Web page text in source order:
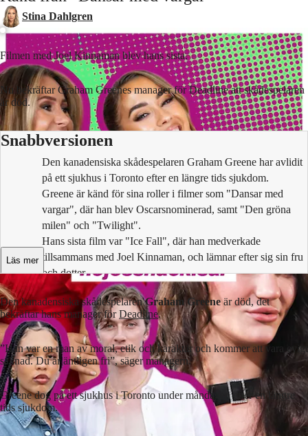
Stina Dahlgren
Filmen med Joel Kinnaman blev hans sista.
Nu bekräftar Graham Greenes manager för Deadline att skådespelaren
är död.
Snabbversionen
Den kanadensiska skådespelaren Graham Greene har avlidit
på ett sjukhus i Toronto efter en längre tids sjukdom.
Greene är känd för sina roller i filmer som "Dansar med
vargar", där han blev Oscarsnominerad, samt "Den gröna
milen" och "Twilight".
Hans sista film var "Ice Fall", där han medverkade
tillsammans med Joel Kinnaman, och lämnar efter sig sin fru
och dotter.
Läs mer
Den kanadensiska skådespelarenGraham Greeneär död, det
bekräftar hans manager förDeadline.
”Han var en man av moral, etik och karaktär och kommer att vara evigt
saknad. Du är äntligen fri”, säger managern.
Greene dog på ett sjukhus i Toronto under måndagen efter en längre
tids sjukdom.